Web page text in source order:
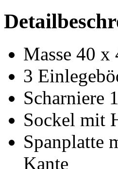
Masse 40
3
Scharniere
Sockel mit
Spanplatte
Kante